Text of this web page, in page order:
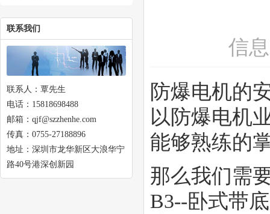
联系我们
联系人：覃先生
电话：15818698488
邮箱：qjf@szzhenhe.com
传真：0755-27188896
地址：深圳市龙华新区大浪华宁
路40号港深创新园
信
防爆电机的
以防爆电机
能够熟练的
那么我们需
B3--卧式带